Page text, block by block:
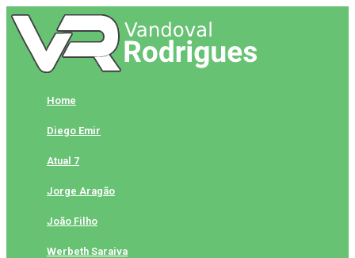
Skip
to
content
Home
Diego Emir
Atual 7
Jorge Aragão
João Filho
Werbeth Saraiva